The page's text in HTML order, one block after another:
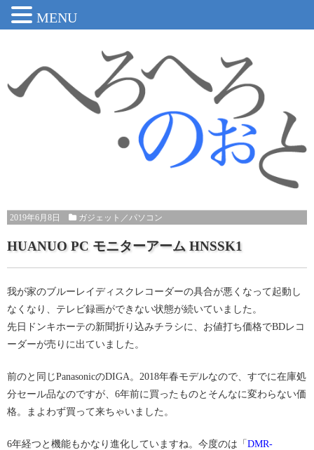
2019年6月8日 ガジェット ／パソコン
HUANUO PC モニターアーム HNSSK1
我が家のブルーレイディスクレコーダーの具合が悪くなって起動し
なくなり、テレビ録画ができない状態が続いていました。
先日ドンキホーテの新聞折り込みチラシに、お値打ち価格でBDレコ
ーダーが売りに出ていました。
前のと同じPanasonicのDIGA。2018年春モデルなので、すでに在庫処
分セール品なのですが、6年前に買ったものとそんなに変わらない価
格。まよわず買って来ちゃいました。
6年経つと機能もかなり進化していますね。今度のは「 DMR-
MENU